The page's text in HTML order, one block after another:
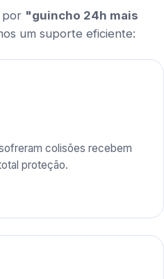
por "guincho 24h mais
um suporte eficiente:
colisões recebem
proteção.